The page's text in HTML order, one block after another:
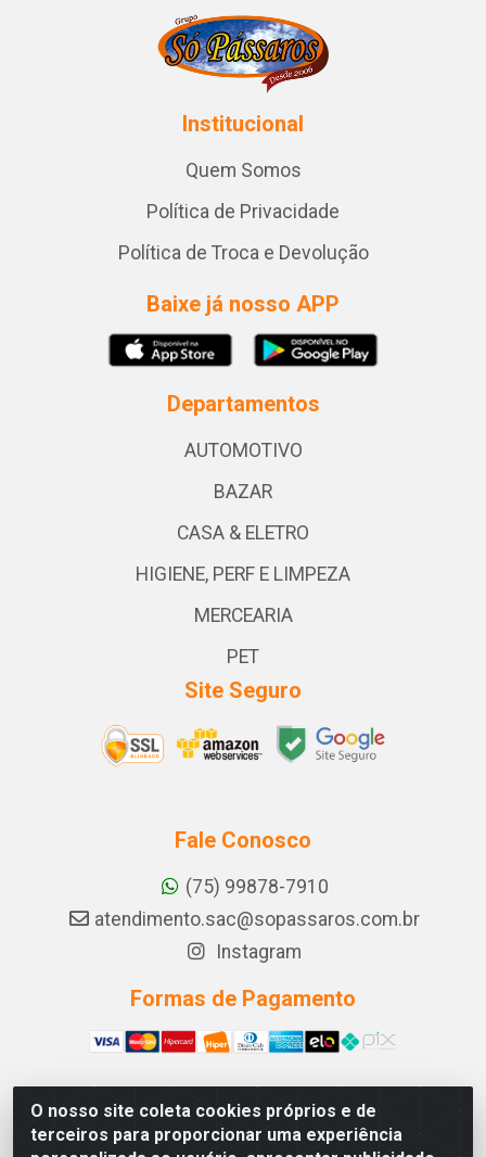
O nosso site coleta cookies próprios e de
terceiros para proporcionar uma experiência
Institucional
Quem Somos
Política de Privacidade
Política de Troca e Devolução
Baixe já nosso APP
Departamentos
AUTOMOTIVO
BAZAR
CASA & ELETRO
HIGIENE, PERF E LIMPEZA
MERCEARIA
PET
Site Seguro
Fale Conosco
(75) 99878-7910
atendimento.sac@sopassaros.com.br
Instagram
Formas de Pagamento
A PINA DOS SANTOS DELEZZOTTE LTDA - RODOVIA BA
233, 27 - ZONA RURAL, ITABERABA/BA - CEP 46.880-